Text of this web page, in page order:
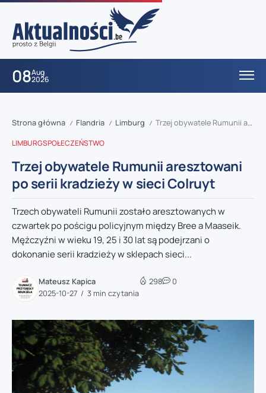
08Aug
2026
Strona główna / Flandria / Limburg / Trzej obywatele Rumunii aresztowani po serii kradzieży w sieci Colruyt
LIMBURGSPOŁECZEŃSTWO
Trzej obywatele Rumunii aresztowani
po serii kradzieży w sieci Colruyt
Trzech obywateli Rumunii zostało aresztowanych w
czwartek po pościgu policyjnym między Bree a Maaseik.
Mężczyźni w wieku 19, 25 i 30 lat są podejrzani o
dokonanie serii kradzieży w sklepach sieci...
Mateusz Kapica
2025-10-27
3 min czytania
298 0